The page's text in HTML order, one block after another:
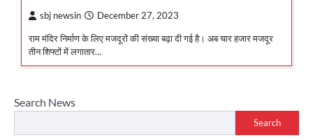
sbj newsin December 27, 2023
राम मंदिर निर्माण के लिए मजदूरों की संख्या बढ़ा दी गई है। अब चार हजार मजदूर
तीन शिफ्टों में लगातार…
Search News
Search